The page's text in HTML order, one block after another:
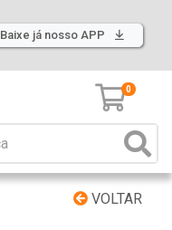
Baixe já nosso APP
0
VOLTAR